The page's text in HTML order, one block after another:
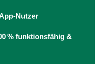
Nutzer
% funktionsfähig &